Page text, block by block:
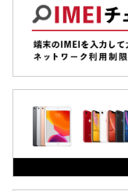
Pixel 6 Pro
Pixel 6a
Pixel 6
Pixel 5a
Pixel 5
Xiaomi
MacBook
iPad
Qua tab
dtab